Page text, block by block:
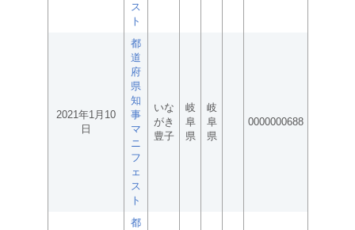
ス
ト
2021年1月10
日
都
道
府
県
知
事
マ
ニ
フ
ェ
ス
ト
いな
がき
豊子
岐
阜
県
岐
阜
県
0000000688
都